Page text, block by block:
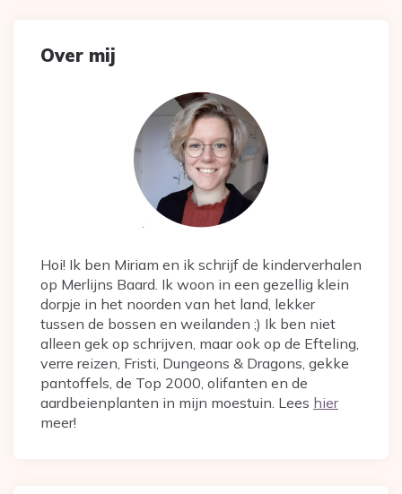
Over mij
Hoi! Ik ben Miriam en ik schrijf de kinderverhalen
op Merlijns Baard. Ik woon in een gezellig klein
dorpje in het noorden van het land, lekker
tussen de bossen en weilanden ;) Ik ben niet
alleen gek op schrijven, maar ook op de Efteling,
verre reizen, Fristi, Dungeons & Dragons, gekke
pantoffels, de Top 2000, olifanten en de
aardbeienplanten in mijn moestuin. Lees hier
meer!